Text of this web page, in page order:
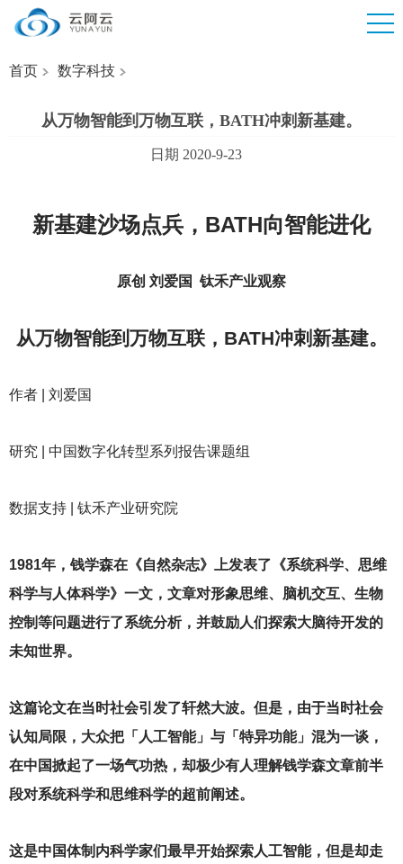
首页 数字科技
从万物智能到万物互联，BATH冲刺新基建。
日期 2020-9-23
新基建沙场点兵，BATH向智能进化
原创 刘爱国 钛禾产业观察
从万物智能到万物互联，BATH冲刺新基建。
作者 | 刘爱国
研究 | 中国数字化转型系列报告课题组
数据支持 | 钛禾产业研究院
1981年，钱学森在《自然杂志》上发表了《系统科学、思维
科学与人体科学》一文，文章对形象思维、脑机交互、生物
控制等问题进行了系统分析，并鼓励人们探索大脑待开发的
未知世界。
这篇论文在当时社会引发了轩然大波。但是，由于当时社会
认知局限，大众把「人工智能」与「特异功能」混为一谈，
在中国掀起了一场气功热，却极少有人理解钱学森文章前半
段对系统科学和思维科学的超前阐述。
这是中国体制内科学家们最早开始探索人工智能，但是却走